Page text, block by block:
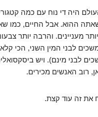
היה די נוח עם כמה
ההוא. אבל החיים, כמו
מעניינים. והרבה יותר
לבני המין השני, הכי
לבני מינם). ויש
רוב האנשים מכירים.
את זה עוד קצת.